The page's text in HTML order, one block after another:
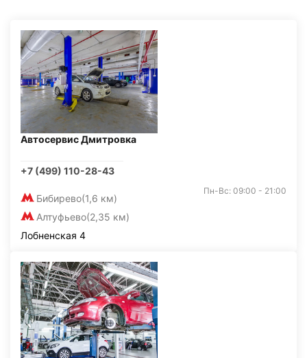
Автосервис Дмитровка
+7 (499) 110-28-43
Бибирево(1,6 км)
Алтуфьево(2,35 км)
Пн-Вс: 09:00 - 21:00
Лобненская 4